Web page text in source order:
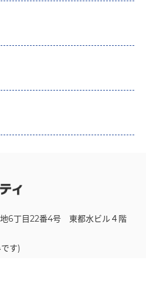
6丁目22番4号 東都水ビル４階
す)